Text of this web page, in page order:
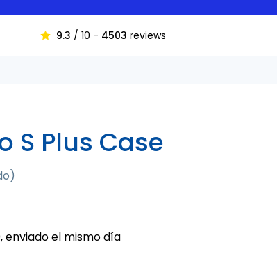
9.3 / 10 - 4503 reviews
S Plus Case
enviado el mismo día